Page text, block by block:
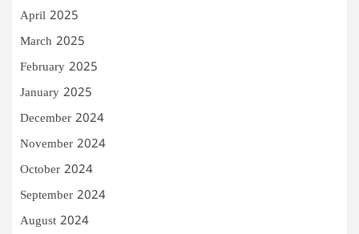
April 2025
March 2025
February 2025
January 2025
December 2024
November 2024
October 2024
September 2024
August 2024